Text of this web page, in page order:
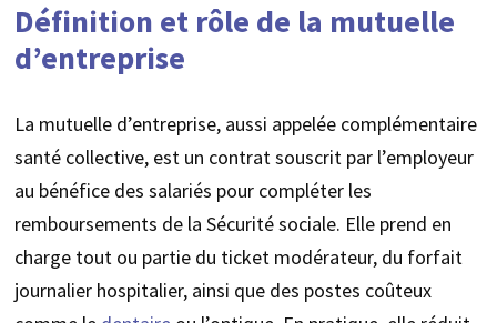
Définition et rôle de la mutuelle
d’entreprise
La mutuelle d’entreprise, aussi appelée complémentaire
santé collective, est un contrat souscrit par l’employeur
au bénéfice des salariés pour compléter les
remboursements de la Sécurité sociale. Elle prend en
charge tout ou partie du ticket modérateur, du forfait
journalier hospitalier, ainsi que des postes coûteux